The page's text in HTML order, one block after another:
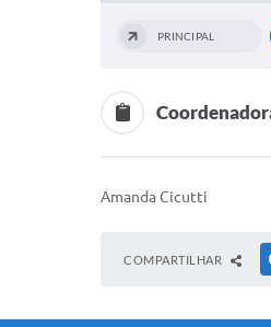
PRINCIPAL
Amanda Cicutti
COMPARTILHAR